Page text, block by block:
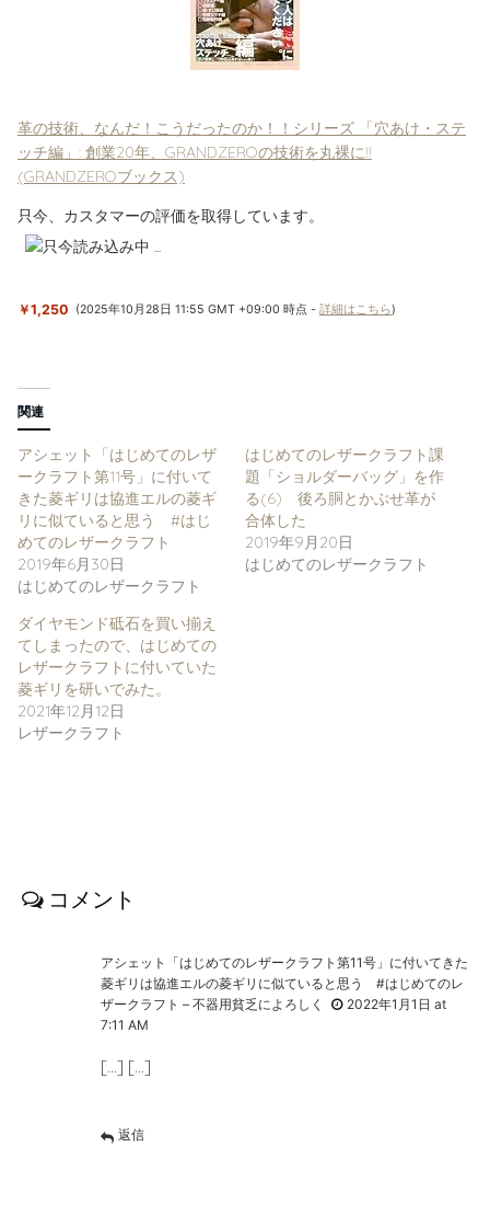
革の技術、なんだ！こうだったのか！！シリーズ 「穴あけ・ステ
ッチ編」: 創業20年、GRANDZEROの技術を丸裸に!!
(GRANDZEROブックス)
只今、カスタマーの評価を取得しています。
￥1,250 (2025年10月28日 11:55 GMT +09:00 時点 -詳細はこちら)
関連
アシェット「はじめてのレザ
ークラフト第11号」に付いて
きた菱ギリは協進エルの菱ギ
リに似ていると思う #はじ
めてのレザークラフト
2019年6月30日
はじめてのレザークラフト
はじめてのレザークラフト課
題「ショルダーバッグ」を作
る(6) 後ろ胴とかぶせ革が
合体した
2019年9月20日
はじめてのレザークラフト
ダイヤモンド砥石を買い揃え
てしまったので、はじめての
レザークラフトに付いていた
菱ギリを研いでみた。
2021年12月12日
レザークラフト
コメント
アシェット「はじめてのレザークラフト第11号」に付いてきた
菱ギリは協進エルの菱ギリに似ていると思う #はじめてのレ
ザークラフト – 不器用貧乏によろしく
2022年1月1日 at
7:11 AM
[…] […]
返信